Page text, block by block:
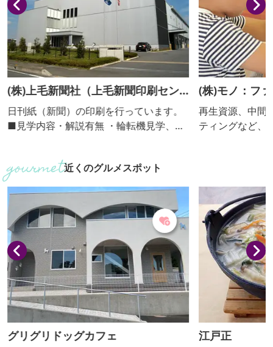
(株)上毛新聞社（上毛新聞印刷セン
ター）
日刊紙（新聞）の印刷を行っています。
■見学内容・解説有無 ・輪転機見学、解
人。群馬県内の団体・グループに限
る。）
(株)モノ：フ
再生資源、中間
ティングなど、
誇る中間処理施
例目の「体験
います。 ■見学内容・解説有無 ・「体験
の機会の場」
サイクル率約
約1時間で御案
近くのグルメスポット
グリグリドッグカフェ 江戸正